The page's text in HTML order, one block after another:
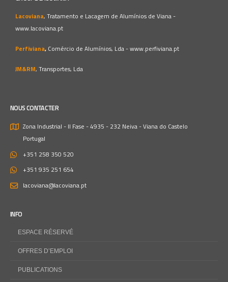
Lacoviana, Tratamento e Lacagem de Alumínios de Viana -
www.lacoviana.pt
Perfiviana, Comércio de Alumínios, Lda -www.perfiviana.pt
JM&RM, Transportes, Lda
NOUS CONTACTER
Zona Industrial - II Fase - 4935 - 232 Neiva - Viana do Castelo
Portugal
+351 258 350 520
+351 935 251 654
lacoviana@lacoviana.pt
INFO
ESPACE RÉSERVÉ
OFFRES D’EMPLOI
PUBLICATIONS